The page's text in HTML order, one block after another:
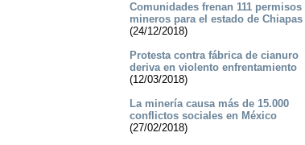
Comunidades frenan 111 permisos
mineros para el estado de Chiapas
(24/12/2018)
Protesta contra fábrica de cianuro
deriva en violento enfrentamiento
(12/03/2018)
La minería causa más de 15.000
conflictos sociales en México
(27/02/2018)